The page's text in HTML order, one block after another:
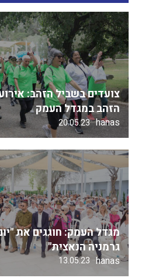
צועדים בשביל הזהב:
הזהב במגדל העמק
hanas
20.05.23
מגדל העמק: חוגגים את
גרמניה הנאצית"
hanas
13.05.23